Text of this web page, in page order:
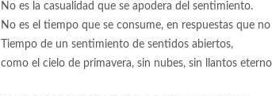
No es la casualidad que se apodera del sentimiento.
No es el tiempo que se consume, en respuestas que
Tiempo de un sentimiento de sentidos abiertos,
como el cielo de primavera, sin nubes, sin llantos